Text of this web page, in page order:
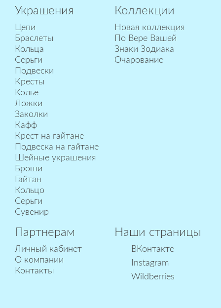
Украшения
Цепи
Браслеты
Кольца
Серьги
Подвески
Кресты
Колье
Ложки
Заколки
Кафф
Крест на гайтане
Подвеска на гайтане
Шейные украшения
Броши
Гайтан
Кольцо
Серьги
Сувенир
Коллекции
Новая коллекция
По Вере Вашей
Знаки Зодиака
Очарование
Партнерам
Личный кабинет
О компании
Контакты
Наши страницы
ВКонтакте
Instagram
Wildberries